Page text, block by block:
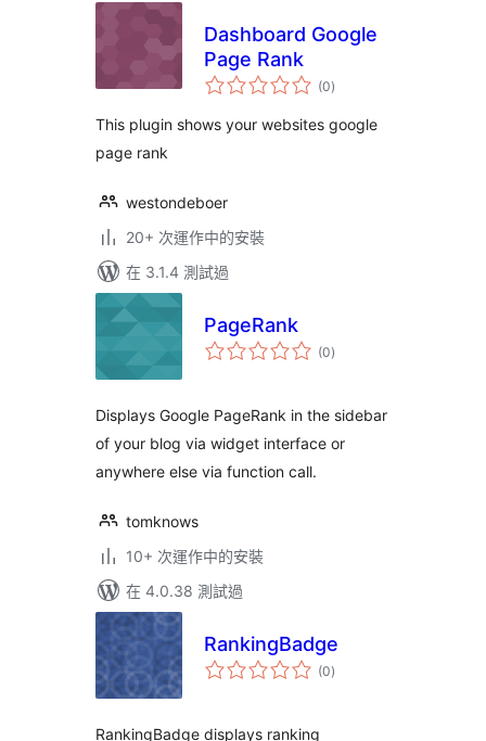
Dashboard Google
Page Rank
(0總
評)
This plugin shows your websites google
page rank
westondeboer
20+ 次運作中的安裝
在 3.1.4 測試過
PageRank
(0總
評)
Displays Google PageRank in the sidebar
of your blog via widget interface or
anywhere else via function call.
tomknows
10+ 次運作中的安裝
在 4.0.38 測試過
RankingBadge
(0總
評)
RankingBadge displays ranking